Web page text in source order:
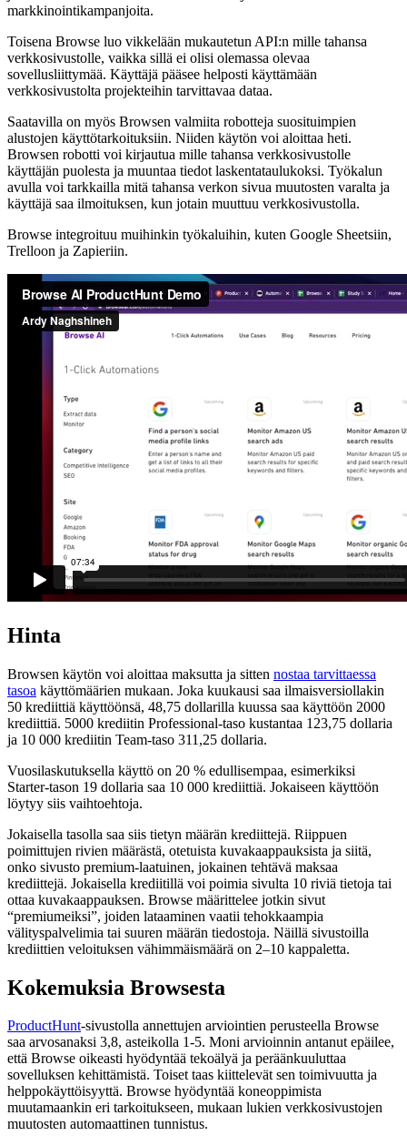
markkinointikampanjoita.
Toisena Browse luo vikkelään mukautetun API:n mille tahansa
verkkosivustolle, vaikka sillä ei olisi olemassa olevaa
sovellusliittymää. Käyttäjä pääsee helposti käyttämään
verkkosivustolta projekteihin tarvittavaa dataa.
Saatavilla on myös Browsen valmiita robotteja suosituimpien
alustojen käyttötarkoituksiin. Niiden käytön voi aloittaa heti.
Browsen robotti voi kirjautua mille tahansa verkkosivustolle
käyttäjän puolesta ja muuntaa tiedot laskentataulukoksi. Työkalun
avulla voi tarkkailla mitä tahansa verkon sivua muutosten varalta ja
käyttäjä saa ilmoituksen, kun jotain muuttuu verkkosivustolla.
Browse integroituu muihinkin työkaluihin, kuten Google Sheetsiin,
Trelloon ja Zapieriin.
Hinta
Browsen käytön voi aloittaa maksutta ja sitten nostaa tarvittaessa
tasoa käyttömäärien mukaan. Joka kuukausi saa ilmaisversiollakin
50 krediittiä käyttöönsä, 48,75 dollarilla kuussa saa käyttöön 2000
krediittiä. 5000 krediitin Professional-taso kustantaa 123,75 dollaria
ja 10 000 krediitin Team-taso 311,25 dollaria.
Vuosilaskutuksella käyttö on 20 % edullisempaa, esimerkiksi
Starter-tason 19 dollaria saa 10 000 krediittiä. Jokaiseen käyttöön
löytyy siis vaihtoehtoja.
Jokaisella tasolla saa siis tietyn määrän krediittejä. Riippuen
poimittujen rivien määrästä, otetuista kuvakaappauksista ja siitä,
onko sivusto premium-laatuinen, jokainen tehtävä maksaa
krediittejä. Jokaisella krediitillä voi poimia sivulta 10 riviä tietoja tai
ottaa kuvakaappauksen. Browse määrittelee jotkin sivut
“premiumeiksi”, joiden lataaminen vaatii tehokkaampia
välityspalvelimia tai suuren määrän tiedostoja. Näillä sivustoilla
krediittien veloituksen vähimmäismäärä on 2–10 kappaletta.
Kokemuksia Browsesta
ProductHunt-sivustolla annettujen arviointien perusteella Browse
saa arvosanaksi 3,8, asteikolla 1-5. Moni arvioinnin antanut epäilee,
että Browse oikeasti hyödyntää tekoälyä ja peräänkuuluttaa
sovelluksen kehittämistä. Toiset taas kiittelevät sen toimivuutta ja
helppokäyttöisyyttä. Browse hyödyntää koneoppimista
muutamaankin eri tarkoitukseen, mukaan lukien verkkosivustojen
muutosten automaattinen tunnistus.